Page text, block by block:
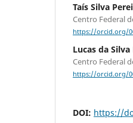
Taís Silva
Centro Federal
https://orcid.org/
Lucas da
Centro Federal
https://orcid.org/
DOI: https://